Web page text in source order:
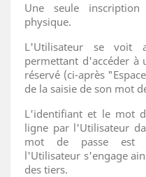
Une seule
physique.
L'Utilisateur se voit
permettant d'accéder à
réservé (ci-après
de la saisie de son mot
L'identifiant et le mot
ligne par l'Utilisateur
mot de passe est
l'Utilisateur s'engage
des tiers.